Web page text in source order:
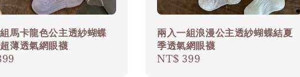
馬卡龍色公主透紗蝴蝶
薄透氣網眼襪
兩入一組浪漫公主透紗蝴蝶結夏
季透氣網眼襪
Regular
NT$ 399